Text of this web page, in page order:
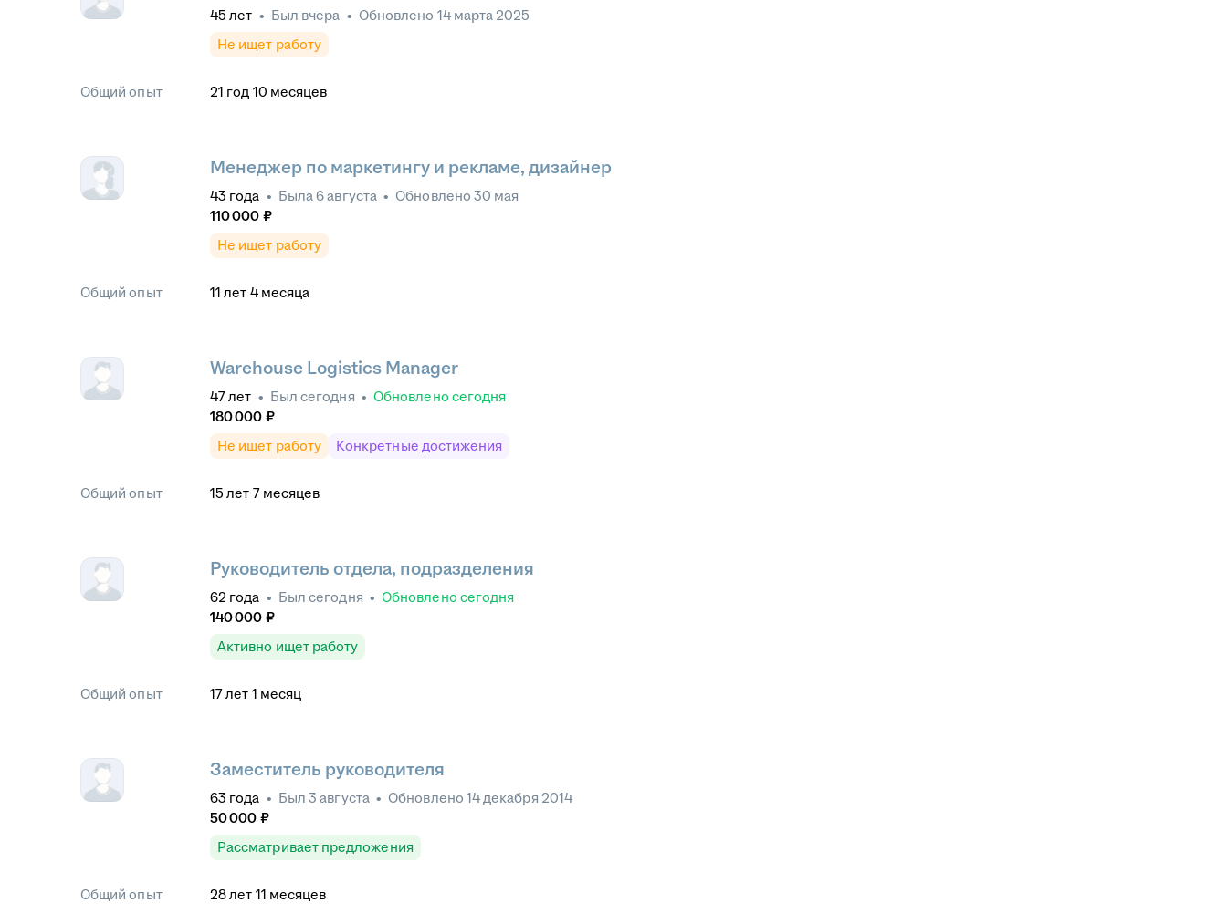
45 лет • Был вчера • Обновлено 14 марта 2025
Не ищет работу
Общий опыт 21 год 10 месяцев
Менеджер по маркетингу и рекламе, дизайнер
43 года • Была6 августа • Обновлено 30 мая
110 000 ₽
Не ищет работу
Общий опыт 11 лет 4 месяца
Warehouse Logistics Manager
47лет • Был сегодня • Обновлено сегодня
180 000 ₽
Не ищет работу
Конкретные достижения
Общий опыт 15 лет 7 месяцев
Руководитель отдела, подразделения
62 года • Был сегодня • Обновлено сегодня
140 000 ₽
Активно ищет работу
Общий опыт 17лет 1 месяц
Заместитель руководителя
63 года • Был 3 августа • Обновлено 14 декабря 2014
50 000 ₽
Рассматривает предложения
Общий опыт 28лет 11 месяцев